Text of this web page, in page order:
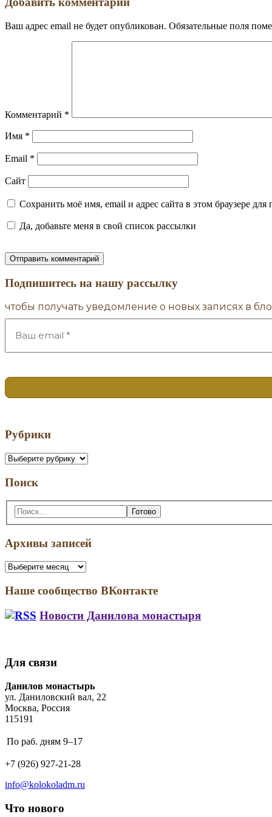
Ваш адрес email не будет опубликован. Обязательные поля
Комментарий *
Имя *
Email *
Сайт
Сохранить моё имя, email и адрес сайта в этом браузере
Да, добавьте меня в свой список рассылки
Подпишитесь на нашу рассылку
чтобы получать уведомление о новых записях в
Рубрики
Рубрики
Поиск
Поиск:
Архивы записей
Архивы
Наше сообщество ВКонтакте
Новости Данилова монастыря
4
века
в
христианской
традиции
используют
колокольный
звон.
колокольного
искусства
«Звоны
над
Свирью»
Для связи
Address:
Данилов монастырь
ул. Даниловский вал, 22
Москва, Россия
115191
Business
hours:
По раб. дням 9–17
Phone
+7 (926) 927-21-28
Email
info@kolokoladm.ru
Что нового